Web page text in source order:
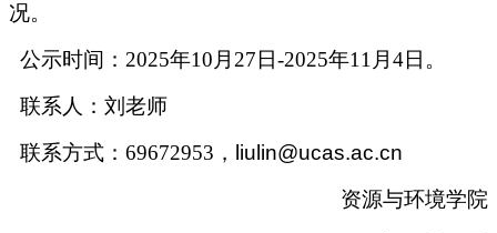
况。
公示时间：2025年10月27日-2025年11月4日。
联系人：刘老师
联系方式：69672953，
liulin@ucas.ac.cn
资源与环境学院